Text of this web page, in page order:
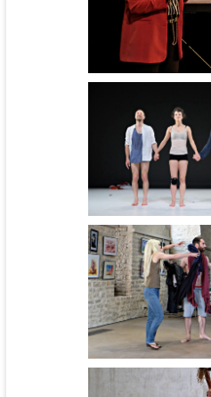
Hip hop or not
Hip hop or not -
Marelle - cie